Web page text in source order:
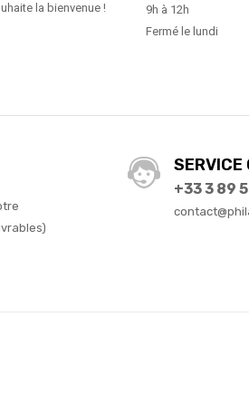
la bienvenue !
9h à 12h
Fermé le lundi
SERVICE
+33 3 89